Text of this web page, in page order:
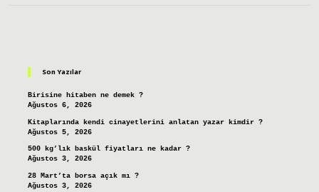
Son Yazılar
Birisine hitaben ne demek ?
Ağustos 6, 2026
Kitaplarında kendi cinayetlerini anlatan yazar kimdir ?
Ağustos 5, 2026
500 kg’lık baskül fiyatları ne kadar ?
Ağustos 3, 2026
28 Mart’ta borsa açık mı ?
Ağustos 3, 2026